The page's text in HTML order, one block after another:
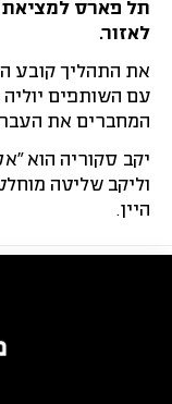
תל פארס למציאת
לאזור.
את התהליך קובע
עם השותפים יוליה
המחברים את
יקב סקוריה הוא
וליקב שליטה
היין.